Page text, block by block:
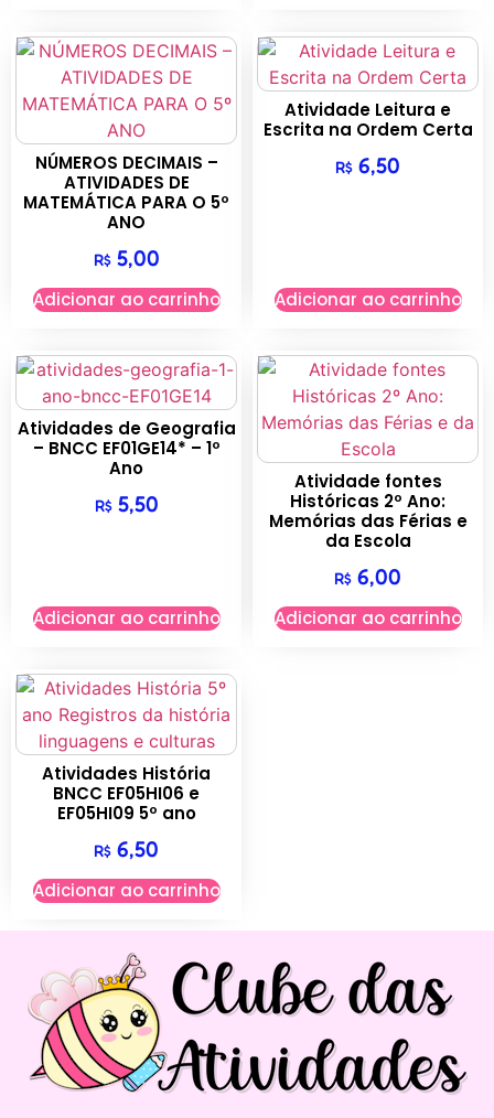
NÚMEROS DECIMAIS –
ATIVIDADES DE
MATEMÁTICA PARA O 5º
ANO
R$5,00
Adicionar ao carrinho
Atividade Leitura e
Escrita na Ordem Certa
R$ 6,50
Adicionar ao carrinho
Atividades de Geografia
– BNCC EF01GE14* – 1º
Ano
R$5,50
Adicionar ao carrinho
Atividade fontes
Históricas 2º Ano:
Memórias das Férias e
da Escola
R$ 6,00
Adicionar ao carrinho
Atividades História
BNCC EF05HI06 e
EF05HI09 5º ano
R$ 6,50
Adicionar ao carrinho